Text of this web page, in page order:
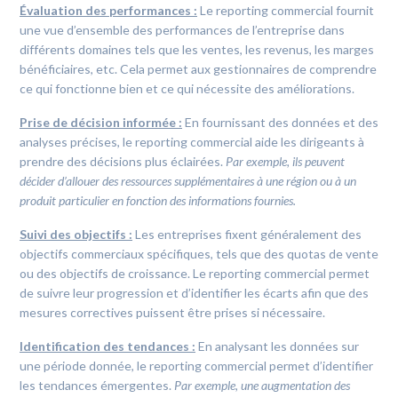
Évaluation des performances : Le reporting commercial fournit
une vue d’ensemble des performances de l’entreprise dans
différents domaines tels que les ventes, les revenus, les marges
bénéficiaires, etc. Cela permet aux gestionnaires de comprendre
ce qui fonctionne bien et ce qui nécessite des améliorations.
Prise de décision informée : En fournissant des données et des
analyses précises, le reporting commercial aide les dirigeants à
prendre des décisions plus éclairées. Par exemple, ils peuvent
décider d’allouer des ressources supplémentaires à une région ou à un
produit particulier en fonction des informations fournies.
Suivi des objectifs : Les entreprises fixent généralement des
objectifs commerciaux spécifiques, tels que des quotas de vente
ou des objectifs de croissance. Le reporting commercial permet
de suivre leur progression et d’identifier les écarts afin que des
mesures correctives puissent être prises si nécessaire.
Identification des tendances : En analysant les données sur
une période donnée, le reporting commercial permet d’identifier
les tendances émergentes. Par exemple, une augmentation des